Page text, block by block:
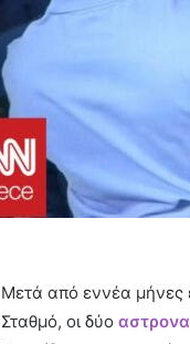
Μετά από εννέα μήνες
Σταθμό, οι δύο